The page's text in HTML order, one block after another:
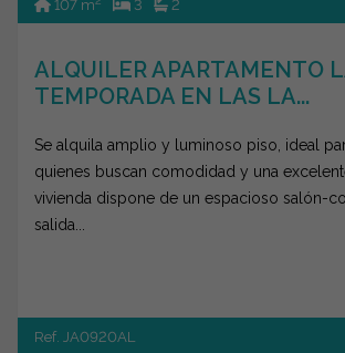
107 m 3 2
ALQUILER APARTAMENTO
TEMPORADA EN LAS LA...
Se alquila amplio y luminoso piso, ideal
quienes buscan comodidad y una
vivienda dispone de un espacioso salón-
salida...
Ref. JA0920AL